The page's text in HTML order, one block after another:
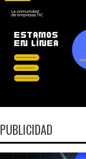
PUBLICIDAD